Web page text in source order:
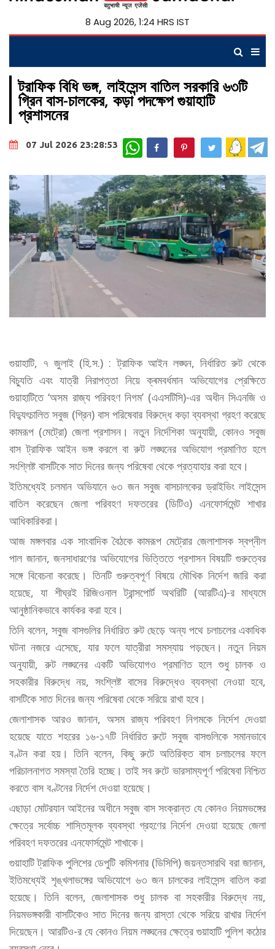
8 Aug 2026, 1:24 HRS IST
ট্রাফিক বিধি ভঙ্গ, লাইসেন্স বাতিল সরকারি ৬৩টি
গ্রিন বাস-চালকের, কড়া পদক্ষেপ গুয়াহাটি
প্রশাসনের
07 Jul 2026 23:28:53 WhatsApp
গুয়াহাটি, ৭ জুলাই (হি.স.) : ট্রাফিক আইন লঙ্ঘন, নির্ধারিত রুট থেকে
বিচ্যুতি এবং যাত্রী নিরাপত্তা নিয়ে ক্ৰমবৰ্ধমান অভিযোগের প্রেক্ষিতে
গুয়াহাটিতে ‘অসম রাজ্য পরিবহণ নিগম’ (এএসটিসি)-এর অধীন সিএনজি ও
বিদ্যুৎচালিত সবুজ (গ্রিন) বাস পরিষেবার বিরুদ্ধে কড়া ব্যবস্থা গ্রহণ করেছে
কামরূপ (মেট্রো) জেলা প্রশাসন। নতুন নির্দেশিকা অনুযায়ী, কোনও সবুজ
বাস ট্রাফিক আইন ভঙ্গ করলে বা রুট লঙ্ঘনের অভিযোগ প্রমাণিত হলে
সংশ্লিষ্ট বাসটিকে সাত দিনের জন্য পরিষেবা থেকে প্রত্যাহার করা হবে।
ইতিমধ্যেই চলমান অভিযানে ৬৩ জন সবুজ বাসচালকের ড্রাইভিং লাইসেন্স
বাতিল করেছেন জেলা পরিবহণ দফতরের (ডিটিও) এনফোর্সমেন্ট শাখার
আধিকারিকরা।
আজ মঙ্গলবার এক সাংবাদিক বৈঠকে কামরূপ মেট্রোর জেলাশাসক স্বপ্নীল
পাল জানান, জনসাধারণের অভিযোগের ভিত্তিতে প্রশাসন বিষয়টি গুরুত্বের
সঙ্গে বিবেচনা করেছে। তিনটি গুরুত্বপূর্ণ বিষয়ে মৌখিক নির্দেশ জারি করা
হয়েছে, যা শীঘ্রই রিজিওনাল ট্রান্সপোর্ট অথরিটি (আরটিএ)-র মাধ্যমে
আনুষ্ঠানিকভাবে কার্যকর করা হবে।
তিনি বলেন, সবুজ বাসগুলির নির্ধারিত রুট ছেড়ে অন্য পথে চলাচলের একাধিক
ঘটনা নজরে এসেছে, যার ফলে যাত্রীরা সমস্যায় পড়ছেন। নতুন নিয়ম
অনুযায়ী, রুট লঙ্ঘনের একটি অভিযোগও প্রমাণিত হলে শুধু চালক ও
সহকারীর বিরুদ্ধে নয়, সংশ্লিষ্ট বাসের বিরুদ্ধেও ব্যবস্থা নেওয়া হবে,
বাসটিকে সাত দিনের জন্য পরিষেবা থেকে সরিয়ে রাখা হবে।
জেলাশাসক আরও জানান, অসম রাজ্য পরিবহণ নিগমকে নির্দেশ দেওয়া
হয়েছে যাতে শহরের ১৬-১৭টি নির্ধারিত রুটে সবুজ বাসগুলিকে সমানভাবে
বণ্টন করা হয়। তিনি বলেন, কিছু রুটে অতিরিক্ত বাস চলাচলের ফলে
পরিচালনাগত সমস্যা তৈরি হচ্ছে। তাই সব রুটে ভারসাম্যপূর্ণ পরিষেবা নিশ্চিত
করতে বাস বণ্টনের নির্দেশ দেওয়া হয়েছে।
এছাড়া মোটরযান আইনের অধীনে সবুজ বাস সংক্রান্ত যে কোনও নিয়মভঙ্গের
ক্ষেত্রে সর্বোচ্চ শাস্তিমূলক ব্যবস্থা গ্রহণের নির্দেশ দেওয়া হয়েছে জেলা
পরিবহণ দফতরের এনফোর্সমেন্ট শাখাকে।
গুয়াহাটি ট্রাফিক পুলিশের ডেপুটি কমিশনার (ডিসিপি) জয়ন্তসারথি বরা জানান,
ইতিমধ্যেই শৃঙ্খলাভঙ্গের অভিযোগে ৬৩ জন চালকের লাইসেন্স বাতিল করা
হয়েছে। তিনি বলেন, জেলাশাসক শুধু চালক বা সহকারীর বিরুদ্ধে নয়,
নিয়মভঙ্গকারী বাসটিকেও সাত দিনের জন্য রাস্তা থেকে সরিয়ে রাখার নির্দেশ
দিয়েছেন। আরটিও-র যে কোনও নিয়ম লঙ্ঘনের ক্ষেত্রে গুয়াহাটি পুলিশ কঠোর